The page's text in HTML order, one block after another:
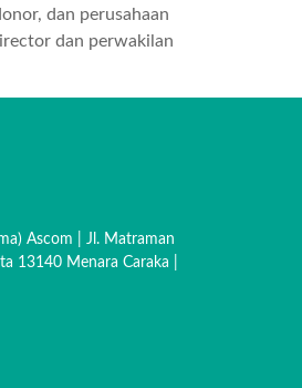
dan perusahaan
dan perwakilan
Ascom | Jl. Matraman
13140 Menara Caraka |